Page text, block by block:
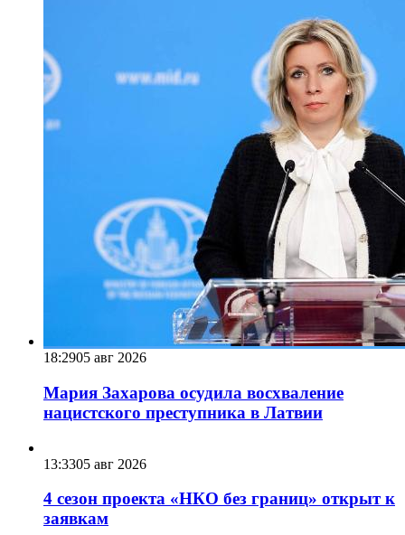
18:2905 авг 2026
Мария Захарова осудила восхваление
нацистского преступника в Латвии
13:3305 авг 2026
4 сезон проекта «НКО без границ» открыт к
заявкам